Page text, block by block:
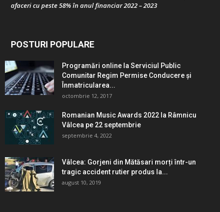
afaceri cu peste 58% în anul financiar 2022 – 2023
POSTURI POPULARE
Programări online la Serviciul Public
Comunitar Regim Permise Conducere şi
Înmatricularea...
octombrie 12, 2017
Romanian Music Awards 2022 la Râmnicu
Vâlcea pe 22 septembrie
septembrie 4, 2022
Vâlcea: Gorjeni din Mătăsari morți într-un
tragic accident rutier produs la...
august 10, 2019